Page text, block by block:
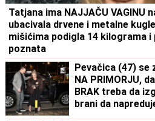
Tatjana ima NAJJAČU VAGINU
ubacivala drvene i metalne
mišićima podigla 14 kilograma
poznata
Pevačica (47) se
NA PRIMORJU,
BRAK treba da
brani da